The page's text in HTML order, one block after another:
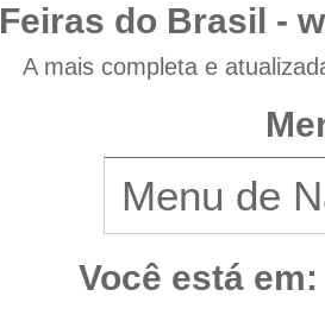
Feiras do Brasil -
A mais completa e
Você está em: